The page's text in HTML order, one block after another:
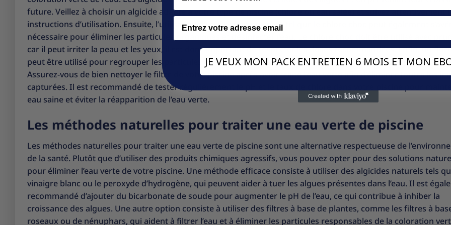
future. Veillez à choisir un algicide adapté à votre type de piscine (chlore ou eau salée) et suivez attentivement
instructions d’utilisation. Ensuite, l’utilisation d’un oxydant puissant tel que le chlore choc peut également
nécessaire pour éliminer les particules organiques et désinfecter l’eau. Le chlore choc doit être utilisé avec
car il peut irriter la peau et les yeux, il est donc important de respecter les doses recommandées. Enfin, un
peut être utilisé pour regrouper les particules en suspension dans l’eau et faciliter leur élimination par
Assurez-vous de bien nettoyer le filtre de votre piscine après avoir traité l’eau verte afin d’éliminer toutes les
capturées. Il est recommandé de tester régulièrement le pH et le taux de chlore dans votre piscine pour
eau saine et éviter la réapparition de l’eau verte.
Les méthodes naturelles pour traiter une eau verte de piscine
Les méthodes naturelles pour traiter une eau verte de piscine sont une alternative respectueuse de
de la santé. Plutôt que d’utiliser des produits chimiques agressifs, vous pouvez opter pour des solutions
pour éliminer l’eau verte de votre piscine. Une méthode efficace consiste à utiliser des algicides naturels tels
vinaigre blanc ou le peroxyde d’hydrogène, qui peuvent aider à tuer les algues présentes dans l’eau. Il est
recommandé d’ajouter du bicarbonate de soude pour augmenter le pH de l’eau, ce qui contribue à inhiber la
croissance des algues. Une autre option consiste à utiliser des filtres à base de plantes, comme les filtres à
roseaux ou de nénuphars, qui aident à filtrer l’eau et à éliminer les particules responsables de la coloration
Email
JE VEUX MON PACK ENTRETIEN 6 MOIS ET MON